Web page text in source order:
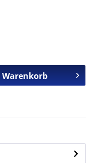
Warenkorb